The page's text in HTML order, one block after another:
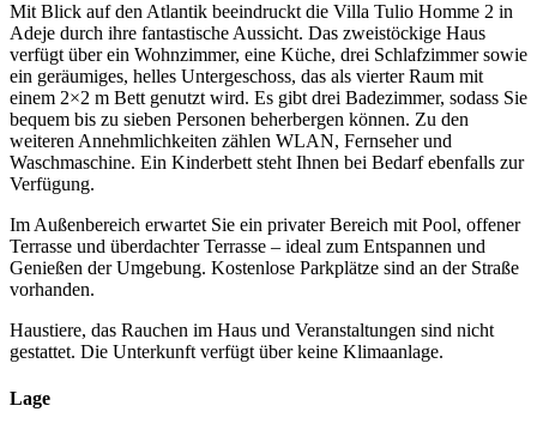
Mit Blick auf den Atlantik beeindruckt die Villa Tulio Homme 2 in
Adeje durch ihre fantastische Aussicht. Das zweistöckige Haus
verfügt über ein Wohnzimmer, eine Küche, drei Schlafzimmer sowie
ein geräumiges, helles Untergeschoss, das als vierter Raum mit
einem 2×2 m Bett genutzt wird. Es gibt drei Badezimmer, sodass Sie
bequem bis zu sieben Personen beherbergen können. Zu den
weiteren Annehmlichkeiten zählen WLAN, Fernseher und
Waschmaschine. Ein Kinderbett steht Ihnen bei Bedarf ebenfalls zur
Verfügung.
Im Außenbereich erwartet Sie ein privater Bereich mit Pool, offener
Terrasse und überdachter Terrasse – ideal zum Entspannen und
Genießen der Umgebung. Kostenlose Parkplätze sind an der Straße
vorhanden.
Haustiere, das Rauchen im Haus und Veranstaltungen sind nicht
gestattet. Die Unterkunft verfügt über keine Klimaanlage.
Lage